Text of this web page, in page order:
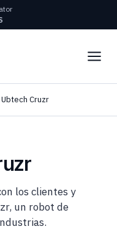
Cruzr
los clientes y
un robot de